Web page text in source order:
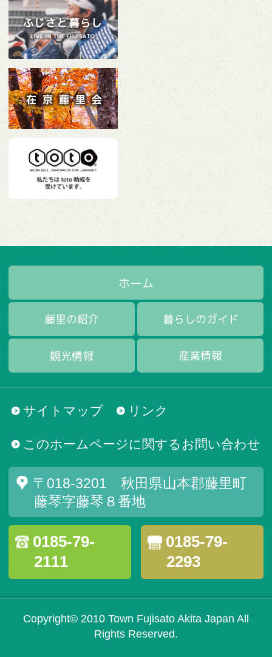
サイトマップ リンク
このホームページに関するお問い合わせ
〒018-3201 秋田県山本郡藤里町
藤琴字藤琴８番地
0185-79-
2111
0185-79-
2293
Copyright© 2010 Town Fujisato Akita Japan All
Rights Reserved.